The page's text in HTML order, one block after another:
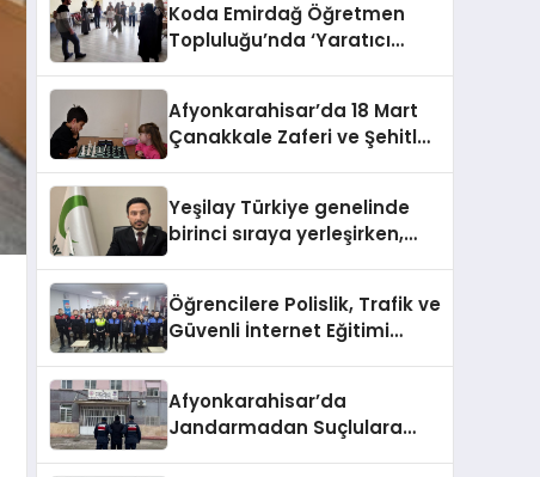
Koda Emirdağ Öğretmen
Topluluğu’nda ‘Yaratıcı
Afyonkarahisar’da 18 Mart
Çanakkale Zaferi ve Şehitleri
Yeşilay Türkiye genelinde
birinci sıraya yerleşirken,
Öğrencilere Polislik, Trafik ve
Güvenli İnternet Eğitimi
Afyonkarahisar’da
Jandarmadan Suçlulara